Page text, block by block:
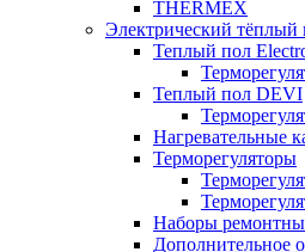
THERMEX
Электрический тёплый
Теплый пол
Теплый пол DEVI
Нагревательные
Терморегуляторы
Наборы
Дополнительное